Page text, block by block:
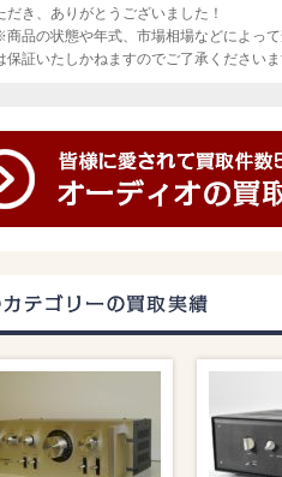
だき、ありがとうございました！
品の状態や年式、市場相場などによっ
保証いたしかねますのでご了承ください